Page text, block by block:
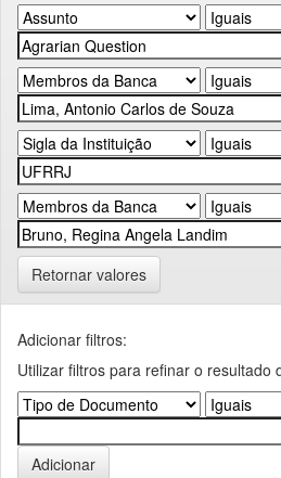
Retornar valores
Adicionar filtros:
Utilizar filtros para refinar o resultado